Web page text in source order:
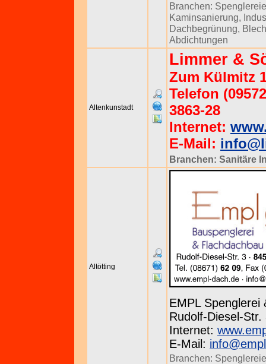
Branchen:
Kaminsanierung,
Dachbegrünung,
Abdichtungen
Altenkunstadt
Limmer &
Zum Külmitz
Telefon
3863-28
Internet:
E-Mail:
Branchen: Sanitäre
Altötting
EMPL Spenglerei
Rudolf-Diesel-Str.
Internet:
E-Mail:
Branchen: